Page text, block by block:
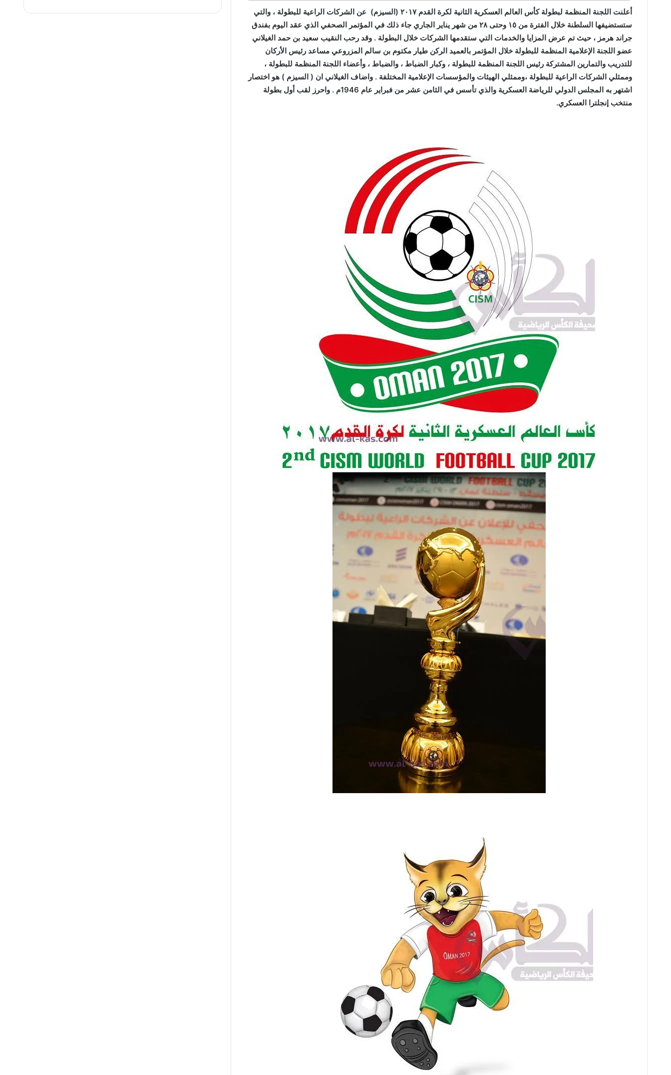
أعلنت اللجنة المنظمة لبطولة كأس العالم العسكرية الثانية لكرة القدم ٢٠١٧ (السيزم) عن الشركات الراعية للبطولة ، والتي
ستستضيفها السلطنة خلال الفترة من ١٥ وحتى ٢٨ من شهر يناير الجاري جاء ذلك في المؤتمر الصحفي الذي عقد اليوم بفندق
جراند هرمز ، حيث تم عرض المزايا والخدمات التي ستقدمها الشركات خلال البطولة . وقد رحب النقيب سعيد بن حمد الغيلاني
عضو اللجنة الإعلامية المنظمة للبطولة خلال المؤتمر بالعميد الركن طيار مكتوم بن سالم المزروعي مساعد رئيس الأركان
للتدريب والتمارين المشتركة رئيس اللجنة المنظمة للبطولة ، وكبار الضباط ، والضباط ، وأعضاء اللجنة المنظمة للبطولة ،
وممثلي الشركات الراعية للبطولة ،وممثلي الهيئات والمؤسسات الإعلامية المختلفة . واضاف الغيلاني ان ( السيزم ) هو اختصار
اشتهر به المجلس الدولي للرياضة العسكرية والذي تأسس في الثامن عشر من فبراير عام 1946م . واحرز لقب أول بطولة
منتخب إنجلترا العسكري.